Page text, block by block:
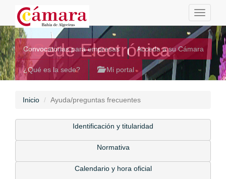
Toggle
Sede Electrónica
Convocatorias para empresas Acceda a su Cámara
¿Qué es la sede? Mi portal
Inicio Ayuda/preguntas frecuentes
Identificación y titularidad
Normativa
Calendario y hora oficial